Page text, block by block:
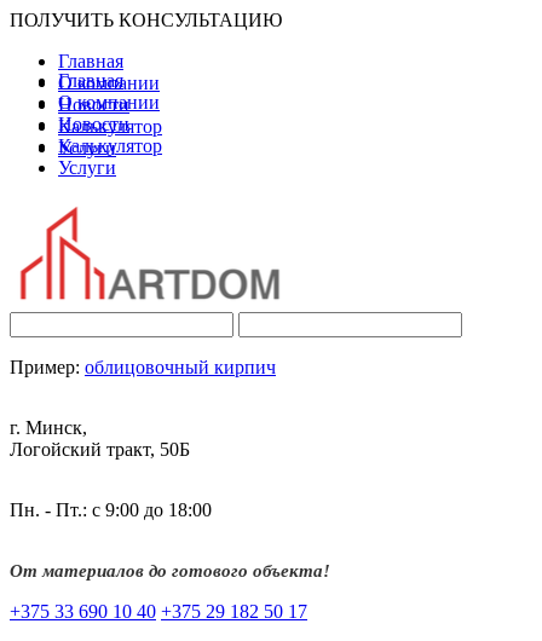
ПОЛУЧИТЬ КОНСУЛЬТАЦИЮ
Главная
О компании
Новости
Калькулятор
Услуги
Главная
О компании
Новости
Калькулятор
Услуги
Пример: облицовочный кирпич
г. Минск,
Логойский тракт, 50Б
Пн. - Пт.: с 9:00 до 18:00
От материалов до готового объекта!
+375 33 690 10 40 +375 29 182 50 17